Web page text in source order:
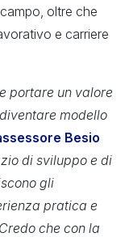
oltre che
e carriere
portare un valore
modello
Besio
di sviluppo e di
gli
pratica e
che con la